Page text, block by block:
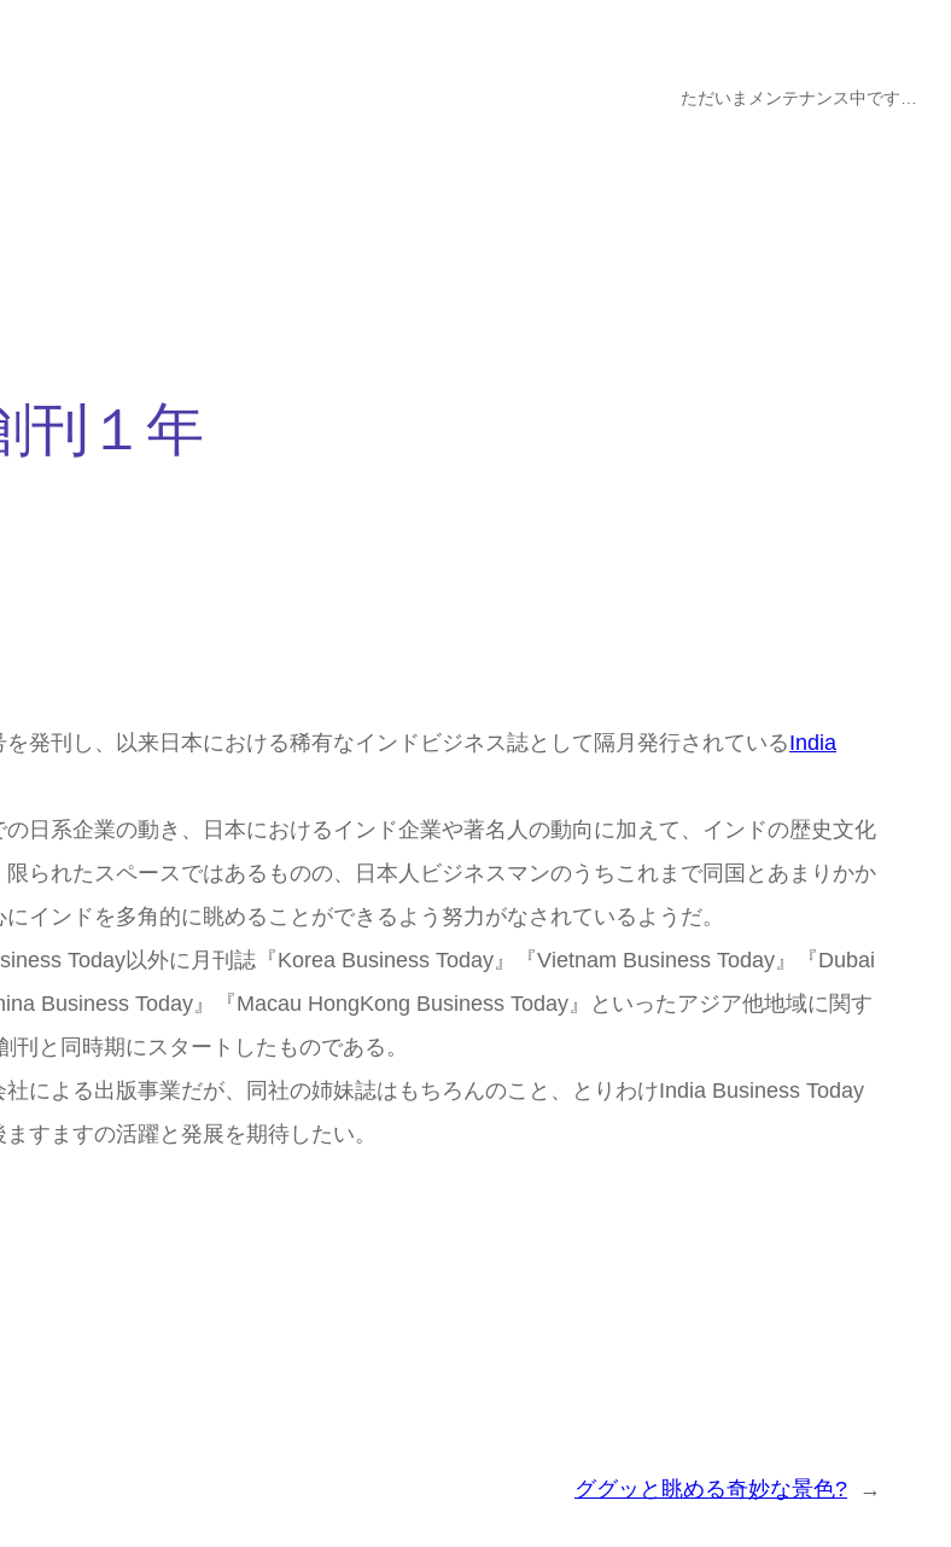
ただいまメンテナンス中です…
刊１年
発刊し、以来日本における稀有なインドビジネス誌として隔月発行されているIndia
日系企業の動き、日本におけるインド企業や著名人の動向に加えて、インドの歴史文化
られたスペースではあるものの、日本人ビジネスマンのうちこれまで同国とあまりかか
インドを多角的に眺めることができるよう努力がなされているようだ。
Today以外に月刊誌『Korea Business Today』『Vietnam Business Today』『Dubai
Business Today』『Macau HongKong Business Today』といったアジア他地域に関す
と同時期にスタートしたものである。
による出版事業だが、同社の姉妹誌はもちろんのこと、とりわけIndia Business Today
すますの活躍と発展を期待したい。
ググッと眺める奇妙な景色? →